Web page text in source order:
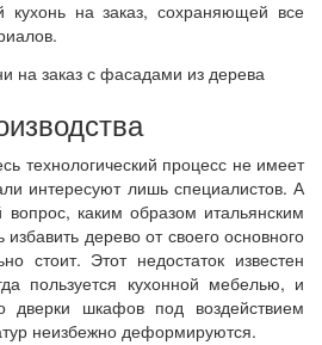
кухонь на заказ, сохраняющей все
технологический процесс не имеет
интересуют лишь специалистов. А
вопрос, каким образом итальянским
дерево от своего основного
стоит. Этот недостаток известен
пользуется кухонной мебелью, и
дверки шкафов под воздействием
неизбежно деформируются.